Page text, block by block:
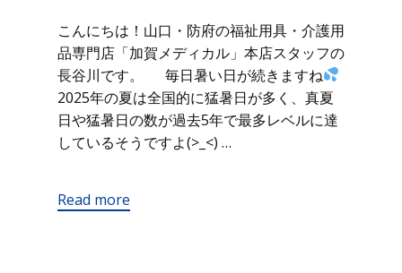
こんにちは！山口・防府の福祉用具・介護用
品専門店「加賀メディカル」本店スタッフの
長谷川です。 毎日暑い日が続きますね
2025年の夏は全国的に猛暑日が多く、真夏
日や猛暑日の数が過去5年で最多レベルに達
しているそうですよ(>_<) …
Read more